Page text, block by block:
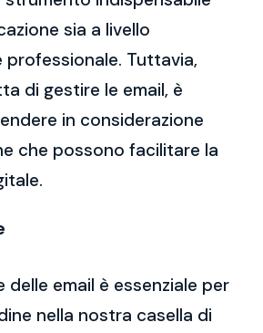
sia a livello
professionale. Tuttavia,
di gestire le email, è
in considerazione
che possono facilitare la
delle email è essenziale per
nella nostra casella di